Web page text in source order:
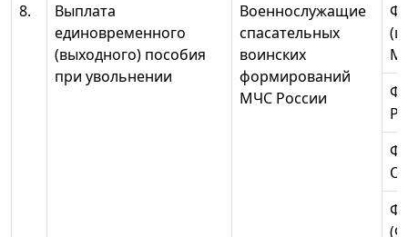
8.
Выплата
единовременного
(выходного) пособия
при увольнении
Военнослужащие
спасательных
воинских
формирований
МЧС России